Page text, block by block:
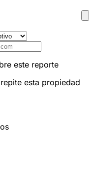
este reporte
esta propiedad